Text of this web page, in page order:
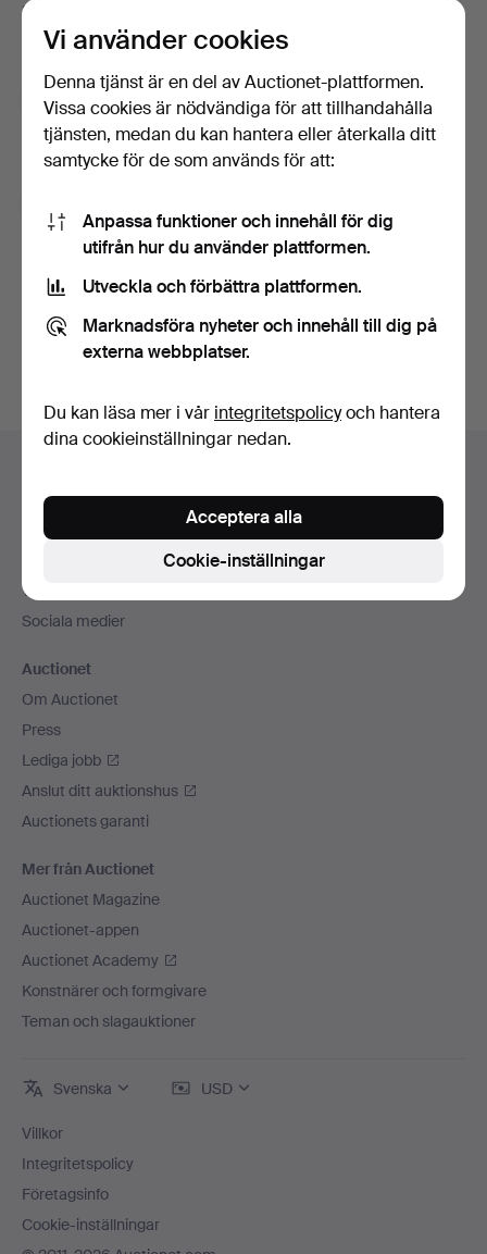
Med bl.a. auktionskataloger, inbjudningar till evenemang och
nyheter. Om du ångrar dig kan du enkelt avsluta
prenumerationen.
Prenumerera på Auctionets nyhetsbrev. (frivilligt)
Med bl.a. experttips, utvalda föremål och inspiration. Om du
ångrar dig kan du enkelt avsluta prenumerationen.
användarvillkoren,köpvillkoren samt bekräftar att jag
har tagit del avintegritetspolicyn.
Skapa konto
Sidfotsnavigation
Kontakta support
Alla auktionshus
Vi skickar med
Sociala medier
Auctionet
Om Auctionet
Press
Lediga jobb
Anslut ditt auktionshus
Auctionets garanti
Mer från Auctionet
Auctionet Magazine
Auctionet-appen
Auctionet Academy
Konstnärer och formgivare
Teman och slagauktioner
Svenska USD
Villkor
Integritetspolicy
Företagsinfo
Cookie-inställningar
Vi använder cookies
Denna tjänst är en del av Auctionet-plattformen.
Vissa cookies är nödvändiga för att tillhandahålla
tjänsten, medan du kan hantera eller återkalla ditt
samtycke för de som används för att:
Anpassa funktioner och innehåll för dig
utifrån hur du använder plattformen.
Utveckla och förbättra plattformen.
Marknadsföra nyheter och innehåll till dig på
externa webbplatser.
Du kan läsa mer i vår integritetspolicyoch hantera
dina cookieinställningar nedan.
Cookie-inställningar
Acceptera alla